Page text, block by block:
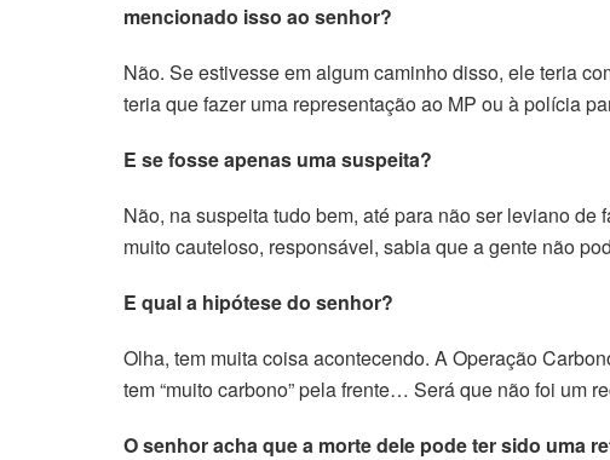
mencionado isso ao senhor?
Não. Se estivesse em algum caminho disso, ele teria
teria que fazer uma representação ao MP ou à polícia
E se fosse apenas uma suspeita?
Não, na suspeita tudo bem, até para não ser leviano
muito cauteloso, responsável, sabia que a gente não
E qual a hipótese do senhor?
Olha, tem muita coisa acontecendo. A Operação
tem “muito carbono” pela frente… Será que não foi um
O senhor acha que a morte dele pode ter sido uma